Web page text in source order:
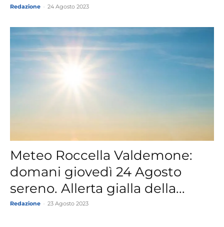
Redazione 24 Agosto 2023
Meteo Roccella Valdemone:
domani giovedì 24 Agosto
sereno. Allerta gialla della...
Redazione 23 Agosto 2023